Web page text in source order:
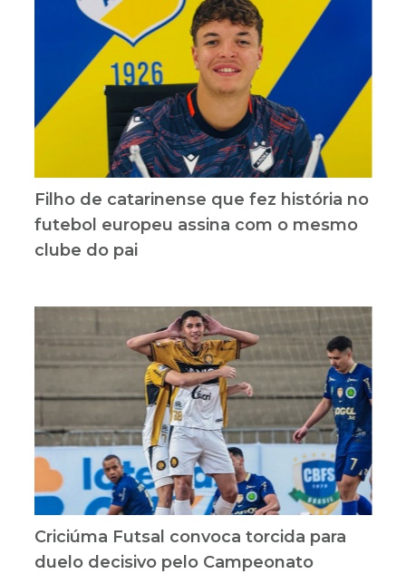
Filho de catarinense que fez história no
futebol europeu assina com o mesmo
clube do pai
Criciúma Futsal convoca torcida para
duelo decisivo pelo Campeonato